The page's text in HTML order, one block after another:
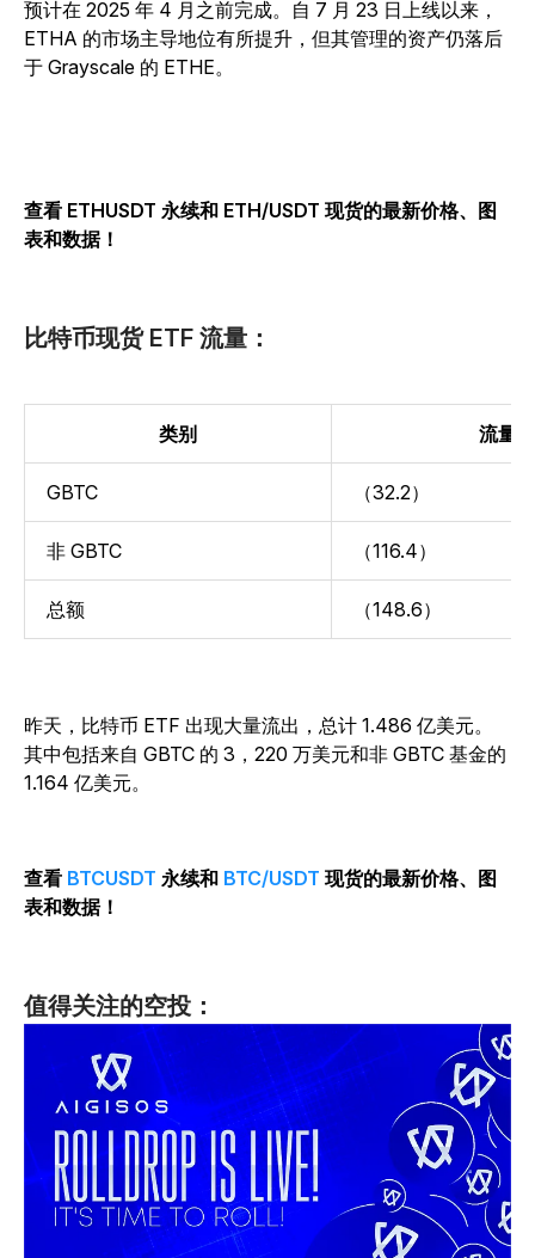
预计在 2025 年 4 月之前完成。自 7 月 23 日上线以来，
ETHA 的市场主导地位有所提升，但其管理的资产仍落后
于 Grayscale 的 ETHE。
查看 ETHUSDT 永续和 ETH/USDT 现货的最新价格、图
表和数据！
比特币现货 ETF 流量：
类别 流量
GBTC （32.2）
非 GBTC （116.4）
总额 （148.6）
昨天，比特币 ETF 出现大量流出，总计 1.486 亿美元。
其中包括来自 GBTC 的 3，220 万美元和非 GBTC 基金的
1.164 亿美元。
查看 BTCUSDT 永续和 BTC/USDT 现货的最新价格、图
表和数据！
值得关注的空投：